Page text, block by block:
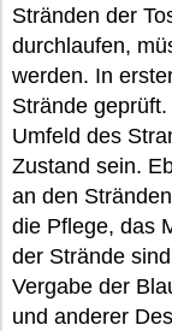
Stränden der
durchlaufen,
werden. In
Strände
Umfeld des
Zustand sein.
an den
die Pflege, das
der Strände
Vergabe der
und anderer